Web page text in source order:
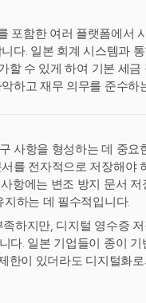
포함한 여러 플랫폼에서
다. 일본 회계 시스템과
할 수 있게 하여 기본 세
하고 재무 의무를 준수하
사항을 형성하는 데 중
를 전자적으로 저장해야
항에는 변조 방지 문서
하는 데 필수적입니다.
하지만, 디지털 영수증
다. 일본 기업들이 종이
한이 있더라도 디지털화